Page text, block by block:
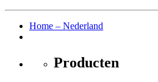
Home – Nederland
Producten